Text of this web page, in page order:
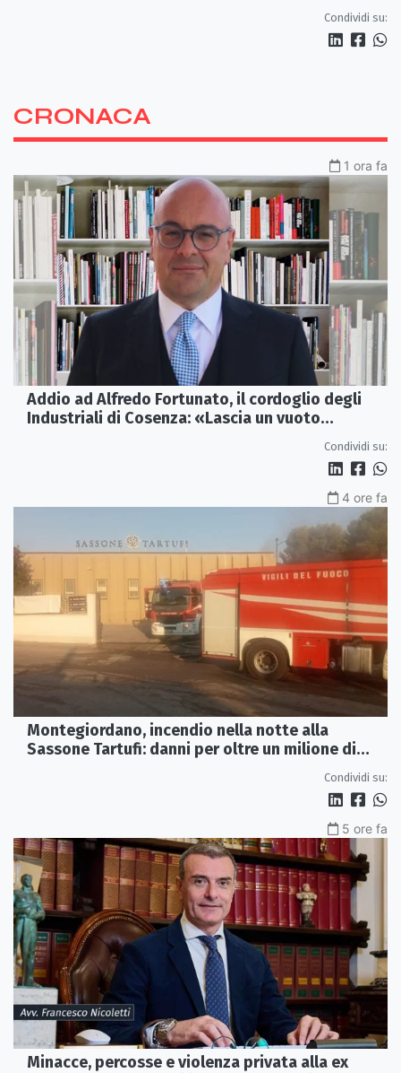
Condividi su:
CRONACA
1 ora fa
Addio ad Alfredo Fortunato, il cordoglio degli
Industriali di Cosenza: «Lascia un vuoto
Condividi su:
4 ore fa
Montegiordano, incendio nella notte alla
Sassone Tartufi: danni per oltre un milione di
Condividi su:
5 ore fa
Minacce, percosse e violenza privata alla ex